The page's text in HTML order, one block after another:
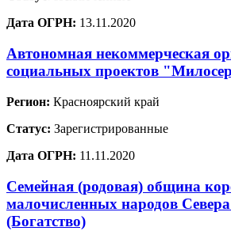
Дата ОГРН: 13.11.2020
Автономная некоммерческая
социальных проектов
Регион: Красноярский край
Статус: Зарегистрированные
Дата ОГРН: 11.11.2020
Семейная (родовая) община
малочисленных народов
(Богатство)